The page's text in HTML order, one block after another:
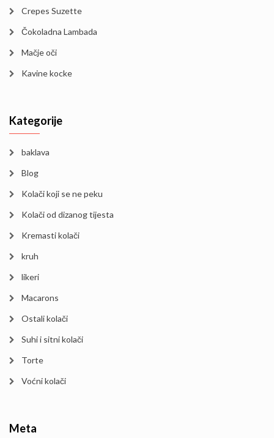
Crepes Suzette
Čokoladna Lambada
Mačje oči
Kavine kocke
Kategorije
baklava
Blog
Kolači koji se ne peku
Kolači od dizanog tijesta
Kremasti kolači
kruh
likeri
Macarons
Ostali kolači
Suhi i sitni kolači
Torte
Voćni kolači
Meta